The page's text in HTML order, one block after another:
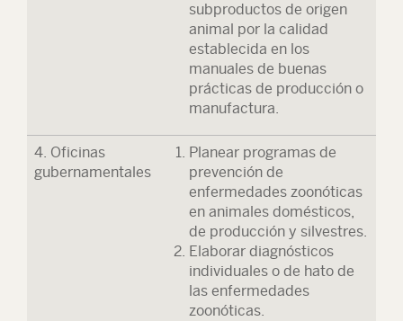
subproductos de origen
animal por la calidad
establecida en los
manuales de buenas
prácticas de producción o
manufactura.
4. Oficinas
gubernamentales
Planear programas de
prevención de
enfermedades zoonóticas
en animales domésticos,
de producción y silvestres.
Elaborar diagnósticos
individuales o de hato de
las enfermedades
zoonóticas.